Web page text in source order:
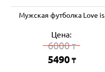
Мужская футболка Love is
Цена:
6000₸
5490 ₸